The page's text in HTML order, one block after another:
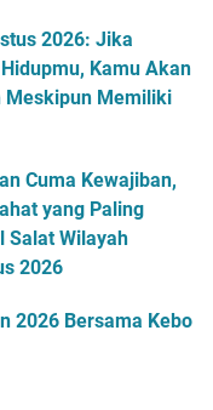
2026: Jika
Kamu Akan
Meskipun Memiliki
Cuma Kewajiban,
yang Paling
Salat Wilayah
2026
2026 Bersama Kebo